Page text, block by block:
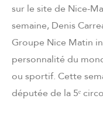
sur le site de Nice-
semaine, Denis
Groupe Nice Matin
personnalité du
ou sportif. Cette
députée de la 5ᵉ